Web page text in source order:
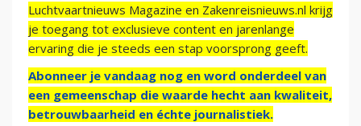
Luchtvaartnieuws Magazine en Zakenreisnieuws.nl krijg
je toegang tot exclusieve content en jarenlange
ervaring die je steeds een stap voorsprong geeft.
Abonneer je vandaag nog en word onderdeel van
een gemeenschap die waarde hecht aan kwaliteit,
betrouwbaarheid en échte journalistiek.